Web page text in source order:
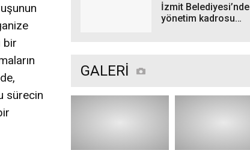
bir
sürecin
İzmit Belediyesi’nde
yönetim kadrosu
GALERİ